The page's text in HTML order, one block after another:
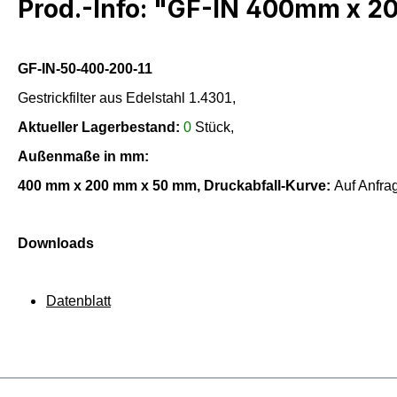
Prod.-Info: "GF-IN 400mm x
GF-IN-50-400-200-11
Gestrickfilter aus Edelstahl 1.4301,
Aktueller Lagerbestand: 0 Stück,
Außenmaße in mm:
400 mm x 200 mm x 50 mm, Druckabfall-Kurve: Auf
Downloads
Datenblatt